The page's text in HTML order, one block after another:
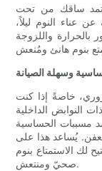
تمد ساقك من تحت
عن عناء النوم ليلاً،
واللزوجة
وسهلة الصيانة
خاصةً إذا كنت
النوابض الداخلية
مسببات الحساسية
يُساعد هذا على
لك الاستمتاع بنوم
صحيّ ومنتعش.